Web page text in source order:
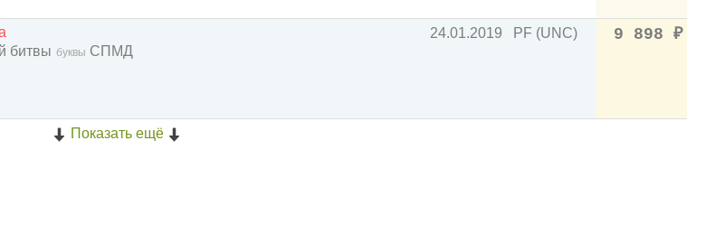
битвы буквы СПМД
24.01.2019 PF (UNC) 9 898 ₽
Показать ещё